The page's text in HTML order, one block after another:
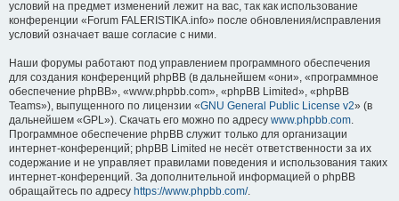
условий на предмет изменений лежит на вас, так как использование
конференции «Forum FALERISTIKA.info» после обновления/исправления
условий означает ваше согласие с ними.
Наши форумы работают под управлением программного обеспечения
для создания конференций phpBB (в дальнейшем «они», «программное
обеспечение phpBB», «www.phpbb.com», «phpBB Limited», «phpBB
Teams»), выпущенного по лицензии «GNU General Public License v2» (в
дальнейшем «GPL»). Скачать его можно по адресу www.phpbb.com.
Программное обеспечение phpBB служит только для организации
интернет-конференций; phpBB Limited не несёт ответственности за их
содержание и не управляет правилами поведения и использования таких
интернет-конференций. За дополнительной информацией о phpBB
обращайтесь по адресу https://www.phpbb.com/.